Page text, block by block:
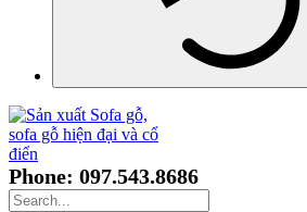
Phone: 097.543.8686